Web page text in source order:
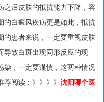
后皮肤的抵抗能力下降，容
的白癜风疾病更是如此，抵抗
的患者来说，一定要重视皮肤
导致白斑出现同形反应的现
染，一定要谨慎，这两种情况
阅读：》》》》 沈阳哪个医